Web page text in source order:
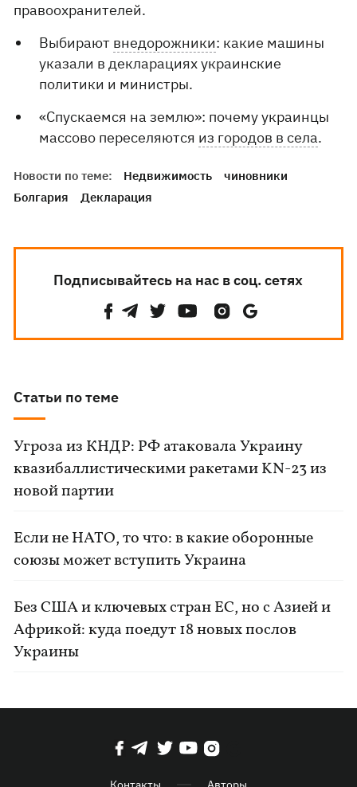
правоохранителей.
Выбирают внедорожники: какие машины
указали в декларациях украинские
политики и министры.
«Спускаемся на землю»: почему украинцы
массово переселяются из городов в села.
Новости по теме: Недвижимость
чиновники
Болгария
Декларация
Подписывайтесь на нас в соц. сетях
Статьи по теме
Угроза из КНДР: РФ атаковала Украину
квазибаллистическими ракетами KN-23 из
новой партии
Если не НАТО, то что: в какие оборонные
союзы может вступить Украина
Без США и ключевых стран ЕС, но с Азией и
Африкой: куда поедут 18 новых послов
Украины